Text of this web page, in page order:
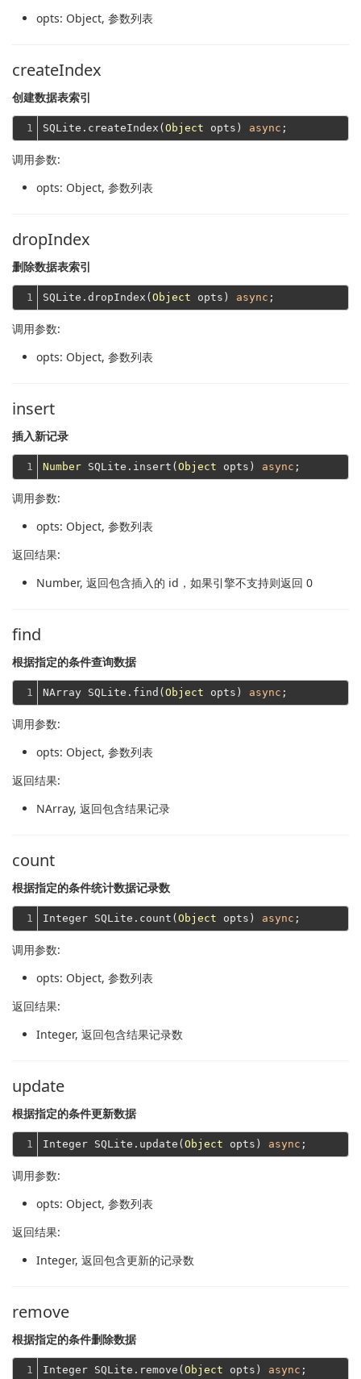
opts: Object, 参数列表
createIndex
创建数据表索引
1 SQLite.createIndex( Object opts) async
调用参数:
opts: Object, 参数列表
dropIndex
删除数据表索引
1 SQLite.dropIndex( Object opts) async
调用参数:
opts: Object, 参数列表
insert
插入新记录
1 Number SQLite.insert( Object opts) async
调用参数:
opts: Object, 参数列表
返回结果:
Number, 返回包含插入的 id，如果引擎不支持则返回 0
find
根据指定的条件查询数据
1 NArray SQLite.find( Object opts) async
调用参数:
opts: Object, 参数列表
返回结果:
NArray, 返回包含结果记录
count
根据指定的条件统计数据记录数
1 Integer SQLite.count( Object opts) async
调用参数:
opts: Object, 参数列表
返回结果:
Integer, 返回包含结果记录数
update
根据指定的条件更新数据
1 Integer SQLite.update( Object opts) async
调用参数:
opts: Object, 参数列表
返回结果:
Integer, 返回包含更新的记录数
remove
根据指定的条件删除数据
1 Integer SQLite.remove( Object opts) async